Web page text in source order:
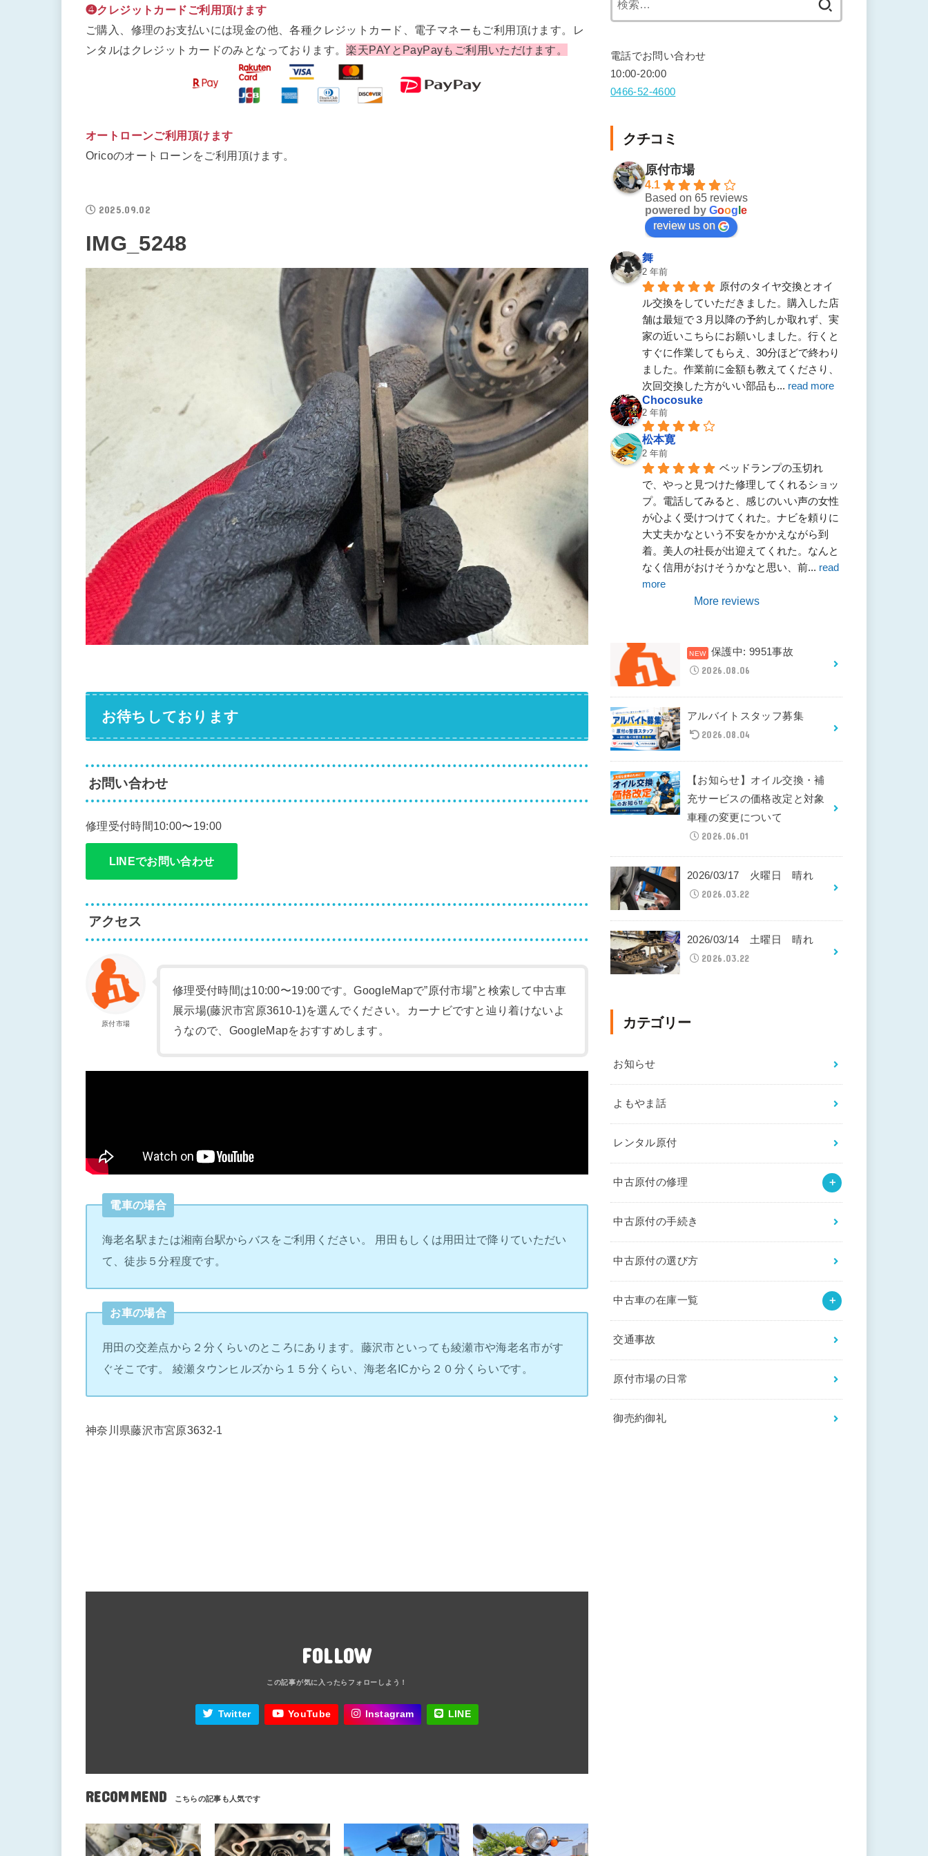
❹クレジットカードご利用頂けます
ご購入、修理のお支払いには現金の他、各種クレジットカード、電子マネーもご利用頂けます。レ
ンタルはクレジットカードのみとなっております。楽天PAYとPayPayもご利用いただけます。
オートローンご利用頂けます
Oricoのオートローンをご利用頂けます。
2025.09.02
IMG_5248
お待ちしております
お問い合わせ
修理受付時間10:00〜19:00
LINEでお問い合わせ
アクセス
原付市場
修理受付時間は10:00〜19:00です。GoogleMapで”原付市場”と検索して中古車
展示場(藤沢市宮原3610-1)を選んでください。カーナビですと辿り着けないよ
うなので、GoogleMapをおすすめします。
電車の場合
海老名駅または湘南台駅からバスをご利用ください。 用田もしくは用田辻で降りていただい
て、徒歩５分程度です。
お車の場合
用田の交差点から２分くらいのところにあります。藤沢市といっても綾瀬市や海老名市がす
ぐそこです。 綾瀬タウンヒルズから１５分くらい、海老名ICから２０分くらいです。
神奈川県藤沢市宮原3632-1
FOLLOW
Twitter YouTube Instagram LINE
RECOMMEND
電話でお問い合わせ
10:00-20:00
0466-52-4600
クチコミ
原付市場
4.1
Based on 65 reviews
powered by Goog e
review us on
舞
2 年前
原付のタイヤ交換とオイ
ル交換をしていただきました。購入した店
舗は最短で３月以降の予約しか取れず、実
家の近いこちらにお願いしました。行くと
すぐに作業してもらえ、30分ほどで終わり
ました。作業前に金額も教えてくださり、
次回交換した方がいい部品も... read more
Chocosuke
2 年前
松本寛
2 年前
ベッドランプの玉切れ
で、やっと見つけた修理してくれるショッ
プ。電話してみると、感じのいい声の女性
が心よく受けつけてくれた。ナビを頼りに
大丈夫かなという不安をかかえながら到
着。美人の社長が出迎えてくれた。なんと
なく信用がおけそうかなと思い、前... read
more
More reviews
保護中: 9951事故
2026.08.06
アルバイトスタッフ募集
2026.08.04
【お知らせ】オイル交換・補
充サービスの価格改定と対象
車種の変更について
2026.06.01
2026/03/17 火曜日 晴れ
2026.03.22
2026/03/14 土曜日 晴れ
2026.03.22
カテゴリー
お知らせ
よもやま話
レンタル原付
中古原付の修理
中古原付の手続き
中古原付の選び方
中古車の在庫一覧
交通事故
原付市場の日常
御売約御礼